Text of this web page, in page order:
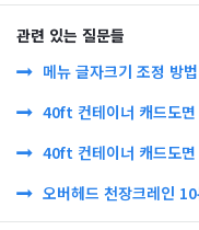
관련 있는 질문들
메뉴 글자크기 조정 방법
40ft 컨테이너 캐드도면
40ft 컨테이너 캐드도면
오버헤드 천장크레인